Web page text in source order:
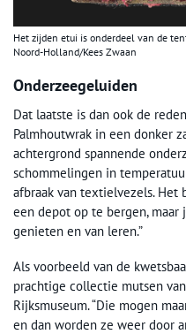
Het zijden etui is onderdeel van de
Noord-Holland/Kees Zwaan
Onderzeegeluiden
Dat laatste is dan ook de
Palmhoutwrak in een donker
achtergrond spannende
schommelingen in
afbraak van textielvezels. Het
een depot op te bergen, maar
genieten en van leren.”
Als voorbeeld van de
prachtige collectie mutsen
Rijksmuseum. “Die mogen
en dan worden ze weer door